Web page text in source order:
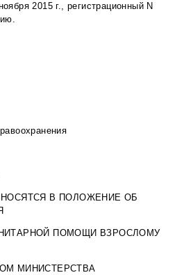
2015 г., регистрационный N
В ПОЛОЖЕНИЕ ОБ
ПОМОЩИ ВЗРОСЛОМУ
МИНИСТЕРСТВА